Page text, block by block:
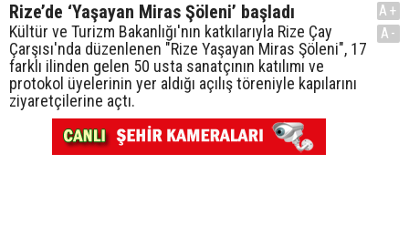
Rize’de ‘Yaşayan Miras Şöleni’ başladı
Kültür ve Turizm Bakanlığı'nın katkılarıyla Rize Çay
Çarşısı'nda düzenlenen "Rize Yaşayan Miras Şöleni", 17
farklı ilinden gelen 50 usta sanatçının katılımı ve
protokol üyelerinin yer aldığı açılış töreniyle kapılarını
ziyaretçilerine açtı.
A+
A-